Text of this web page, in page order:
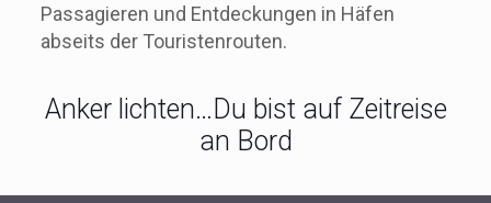
Passagieren und Entdeckungen in Häfen
abseits der Touristenrouten.
Anker lichten…Du bist auf Zeitreise
an Bord